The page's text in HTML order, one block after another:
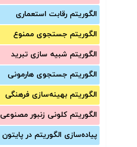
الگوریتم رقابت استعماری
الگوریتم جستجوی ممنوع
الگوریتم شبیه سازی تبرید
الگوریتم جستجوی هارمونی
الگوریتم بهینه‌سازی فرهنگی
الگوریتم کلونی زنبور مصنوعی
پیاده‌سازی الگوریتم در پایتون